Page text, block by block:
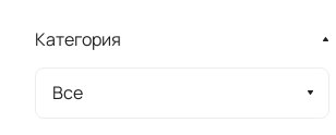
Категория
Все